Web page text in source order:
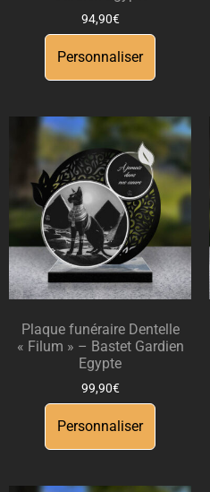
94,90€
Personnaliser
Plaque funéraire Dentelle
« Filum » – Bastet Gardien
Egypte
99,90€
Personnaliser